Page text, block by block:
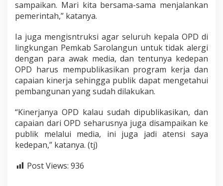
sampaikan. Mari kita bersama-sama menjalankan
pemerintah,” katanya.
Ia juga mengisntruksi agar seluruh kepala OPD di
lingkungan Pemkab Sarolangun untuk tidak alergi
dengan para awak media, dan tentunya kedepan
OPD harus mempublikasikan program kerja dan
capaian kinerja sehingga publik dapat mengetahui
pembangunan yang sudah dilakukan.
“Kinerjanya OPD kalau sudah dipublikasikan, dan
capaian dari OPD seharusnya juga disampaikan ke
publik melalui media, ini juga jadi atensi saya
kedepan,” katanya. (tj)
Post Views: 936